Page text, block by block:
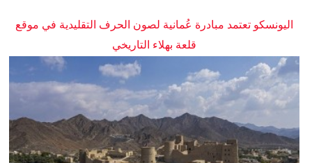
اليونسكو تعتمد مبادرة عُمانية لصون الحرف التقليدية في موقع
قلعة بهلاء التاريخي